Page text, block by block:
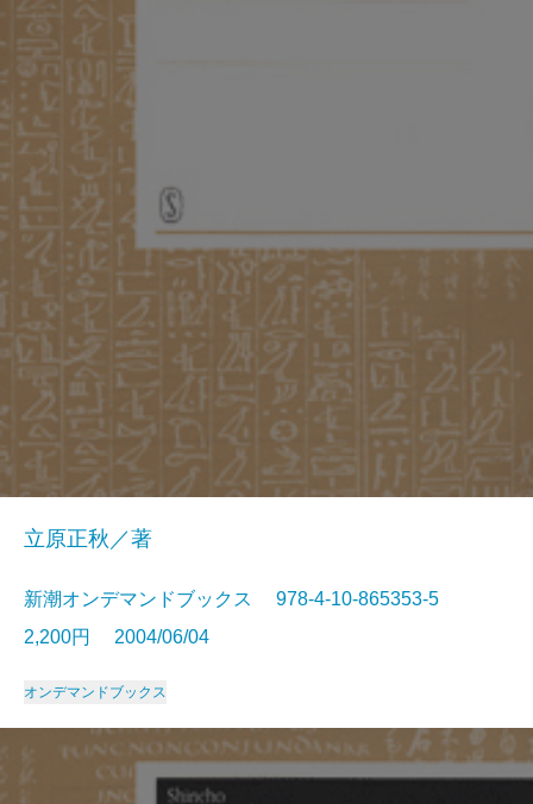
立原正秋／著
新潮オンデマンドブックス 978-4-10-865353-5
2,200円 2004/06/04
オンデマンドブックス